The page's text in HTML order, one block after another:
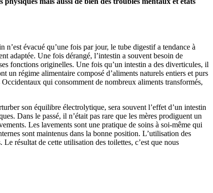
évacué qu’une fois par jour, le tube digestif a tendance à
adaptée. Une fois dérangé, l’intestin a souvent besoin de
fonctions originelles. Une fois qu’un intestin a des diverticules, il
un régime alimentaire composé d’aliments naturels entiers et purs
qui consomment de nombreux aliments transformés,
son équilibre électrolytique, sera souvent l’effet d’un intestin
Dans le passé, il n’était pas rare que les mères prodiguent un
Les lavements sont une pratique de soins à soi-même qui
sont maintenus dans la bonne position. L’utilisation des
résultat de cette utilisation des toilettes, c’est que nous